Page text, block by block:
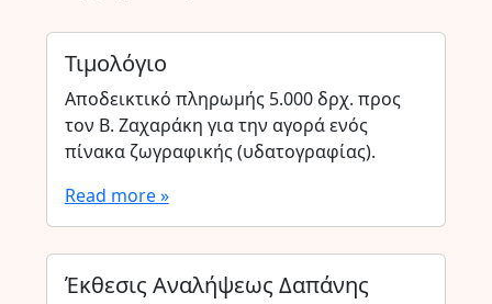
Τιμολόγιο
Αποδεικτικό πληρωμής 5.000 δρχ. προς
τον Β. Ζαχαράκη για την αγορά ενός
πίνακα ζωγραφικής (υδατογραφίας).
Read more »
Έκθεσις Αναλήψεως Δαπάνης